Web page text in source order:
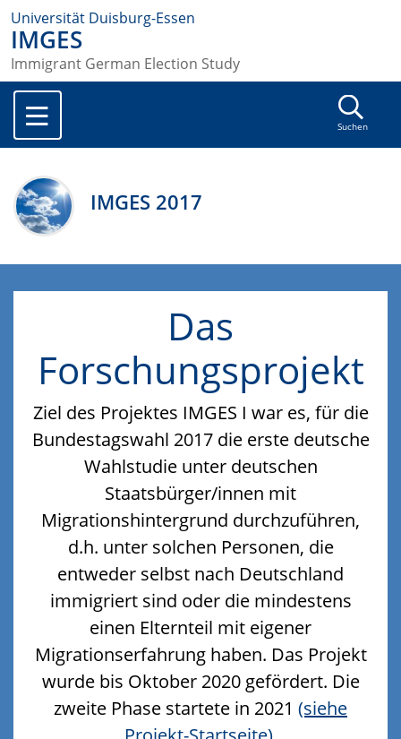
Universität Duisburg-Essen
IMGES
Immigrant German Election Study
Suchen
IMGES 2017
Das
Forschungsprojekt
Ziel des Projektes IMGES I war es, für die
Bundestagswahl 2017 die erste deutsche
Wahlstudie unter deutschen
Staatsbürger/innen mit
Migrationshintergrund durchzuführen,
d.h. unter solchen Personen, die
entweder selbst nach Deutschland
immigriert sind oder die mindestens
einen Elternteil mit eigener
Migrationserfahrung haben. Das Projekt
wurde bis Oktober 2020 gefördert. Die
zweite Phase startete in 2021 (siehe